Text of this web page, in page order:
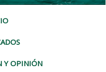
Y OPINIÓN